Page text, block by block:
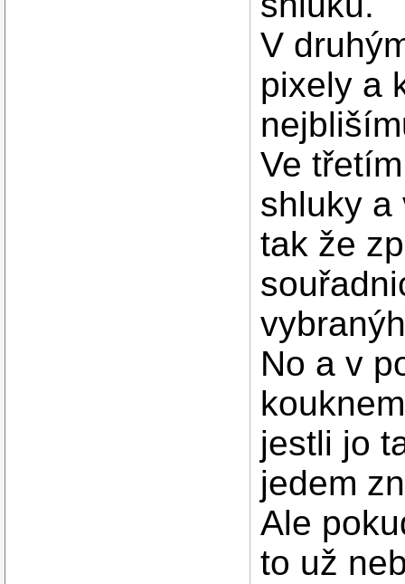
V
pixely a
Ve
shluky a
tak že
No a v
jestli jo
jedem
Ale
to už